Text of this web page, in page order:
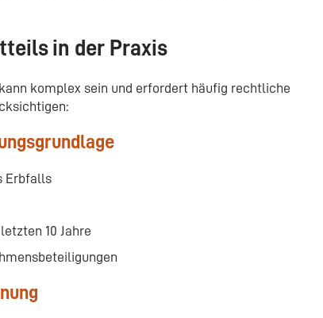
in der Praxis
komplex sein und erfordert häufig rechtliche
Erbfalls
10 Jahre